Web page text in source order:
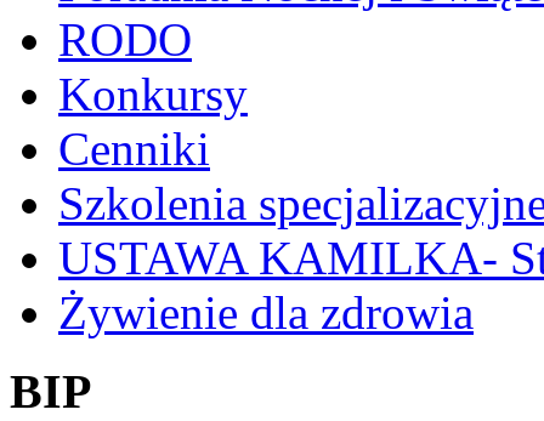
RODO
Konkursy
Cenniki
Szkolenia
USTAWA KAMILKA-
Żywienie dla zdrowia
BIP